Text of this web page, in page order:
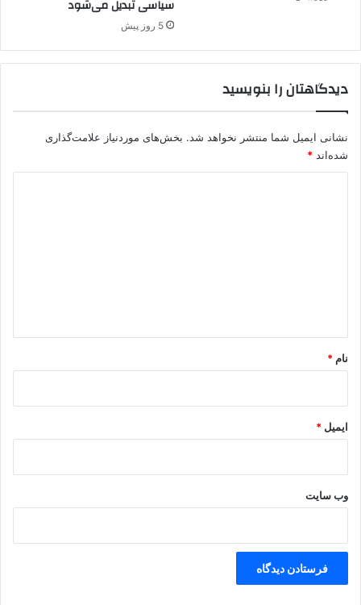
ا
ت
سیاسی تبدیل می‌شود
5 روز پیش
دیدگاهتان را بنویسید
نشانی ایمیل شما منتشر نخواهد شد. بخش‌های موردنیاز علامت‌گذاری
شده‌اند *
نام *
ایمیل *
وب‌ سایت